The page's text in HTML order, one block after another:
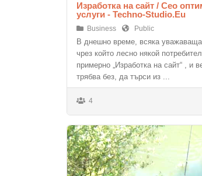
Изработка на сайт / Сео
услуги - Techno-Studio.Eu
Business Public
В днешно време, всяка
чрез който лесно някой
примерно „Изработка на сайт“ , и
трябва без, да търси из ...
4